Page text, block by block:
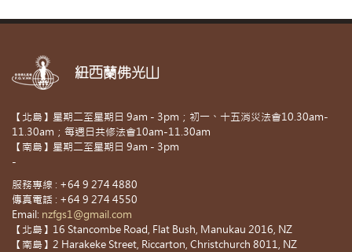
紐西蘭佛光山
【北島】星期二至星期日 9am - 3pm；初一、十五消災法會10.30am-
11.30am；每週日共修法會10am-11.30am
【南島】星期二至星期日 9am - 3pm
-
服務專線 : +64 9 274 4880
傳真電話 : +64 9 274 4550
Email: nzfgs1@gmail.com
【北島】16 Stancombe Road, Flat Bush, Manukau 2016, NZ
【南島】2 Harakeke Street, Riccarton, Christchurch 8011, NZ